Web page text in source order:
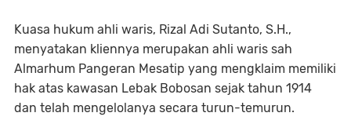
Kuasa hukum ahli waris, Rizal Adi Sutanto, S.H.,
menyatakan kliennya merupakan ahli waris sah
Almarhum Pangeran Mesatip yang mengklaim memiliki
hak atas kawasan Lebak Bobosan sejak tahun 1914
dan telah mengelolanya secara turun-temurun.